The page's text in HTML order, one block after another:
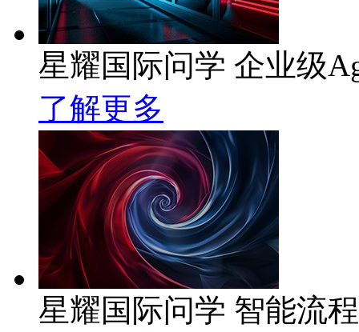
星耀国际问学 企业级
了解更多
星耀国际问学 智能流